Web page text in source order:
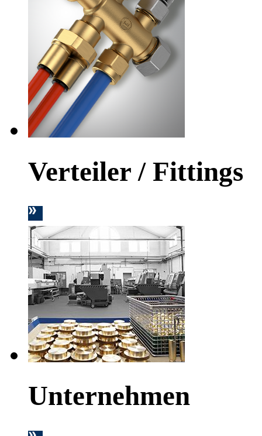
Verteiler / Fittings
Unternehmen